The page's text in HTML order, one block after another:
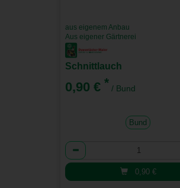
aus eigenem Anbau
Aus eigener Gärtnerei
Schnittlauch
0,90 € * / Bund
Bund
Anzahl
0,90 €